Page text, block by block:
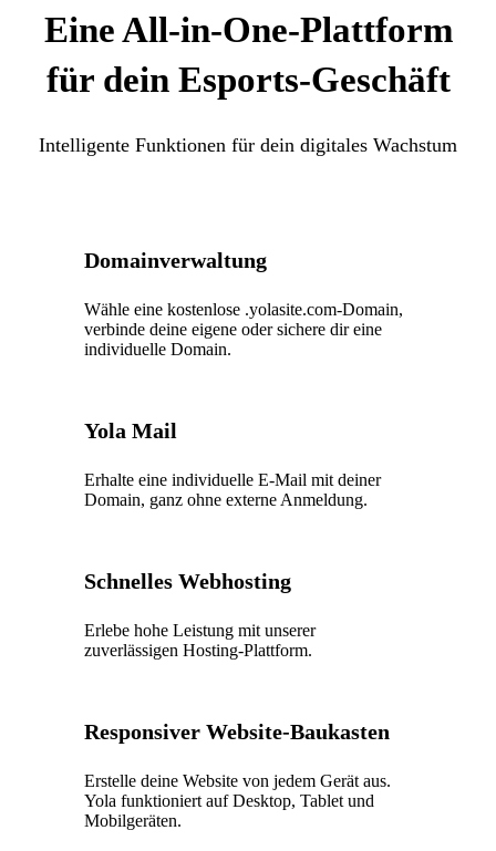
Eine All-in-One-Plattform
für dein Esports-Geschäft
Intelligente Funktionen für dein digitales Wachstum
Domainverwaltung
Wähle eine kostenlose .yolasite.com-Domain,
verbinde deine eigene oder sichere dir eine
individuelle Domain.
Yola Mail
Erhalte eine individuelle E-Mail mit deiner
Domain, ganz ohne externe Anmeldung.
Schnelles Webhosting
Erlebe hohe Leistung mit unserer
zuverlässigen Hosting-Plattform.
Responsiver Website-Baukasten
Erstelle deine Website von jedem Gerät aus.
Yola funktioniert auf Desktop, Tablet und
Mobilgeräten.